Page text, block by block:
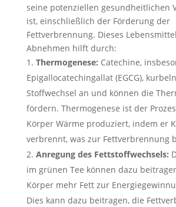
seine potenziellen gesundheitlichen
ist, einschließlich der Förderung der
Fettverbrennung. Dieses
Abnehmen hilft durch:
Thermogenese: Catechine,
Epigallocatechingallat (EGCG),
Stoffwechsel an und können die
fördern. Thermogenese ist der
Körper Wärme produziert, indem er
verbrennt, was zur Fettverbrennung
Anregung des Fettstoffwechsels:
im grünen Tee können dazu
Körper mehr Fett zur
Dies kann dazu beitragen, die